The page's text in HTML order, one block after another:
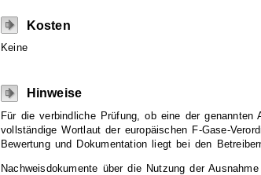
Kosten
Keine
Hinweise
Für die verbindliche Prüfung, ob eine der
vollständige Wortlaut der europäischen F-Gase-
Bewertung und Dokumentation liegt bei den
Nachweisdokumente über die Nutzung der